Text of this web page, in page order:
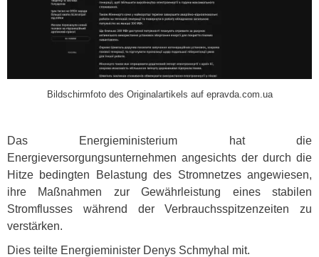
Bildschirmfoto des Originalartikels auf epravda.com.ua
Das Energieministerium hat die
Energieversorgungsunternehmen angesichts der durch die
Hitze bedingten Belastung des Stromnetzes angewiesen,
ihre Maßnahmen zur Gewährleistung eines stabilen
Stromflusses während der Verbrauchsspitzenzeiten zu
verstärken.
Dies teilte Energieminister Denys Schmyhal mit.